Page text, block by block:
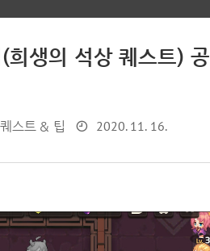
희생의 석상 퀘스트) 공
스트 & 팁 2020. 11. 16.